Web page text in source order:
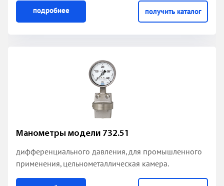
подробнее получить каталог
Манометры модели 732.51
дифференциального давления, для промышленного
применения, цельнометаллическая камера.